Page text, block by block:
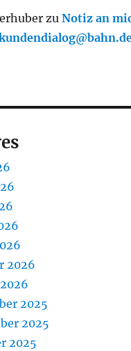
zuNotiz an
2026
2025
2025
2025